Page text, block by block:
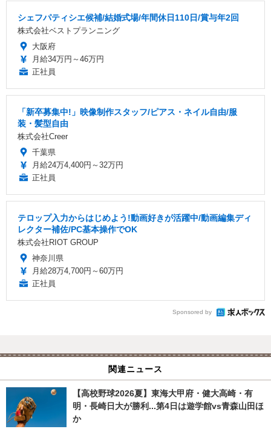
シェフパティシエ候補/結婚式場/年間休日110日/賞与年2回
株式会社ベストプランニング
大阪府
月給34万円～46万円
正社員
「新卒募集中!」映像制作スタッフ/ピアス・ネイル自由/服
装・髪型自由
株式会社Creer
千葉県
月給24万4,400円～32万円
正社員
テロップ入力からはじめよう!動画好きが活躍中/動画編集ディ
レクター補佐/PC基本操作でOK
株式会社RIOT GROUP
神奈川県
月給28万4,700円～60万円
正社員
Sponsored by
関連ニュース
【高校野球2026夏】東海大甲府・健大高崎・有
明・長崎日大が勝利...第4日は遊学館vs青森山田ほ
か